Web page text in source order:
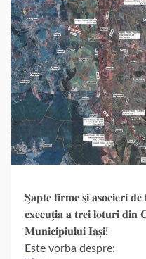
𝐒̗𝐚𝐩𝐭𝐞 𝐟𝐢𝐫𝐦𝐞 𝐬̗𝐢 𝐚𝐬𝐨𝐜𝐢𝐞𝐫𝐢
𝐞𝐱𝐞𝐜𝐮𝐭̗𝐢𝐚 𝐚 𝐭𝐫𝐞𝐢 𝐥𝐨𝐭𝐮𝐫𝐢
𝐌𝐮𝐧𝐢𝐜𝐢𝐩𝐢𝐮𝐥𝐮𝐢 𝐈𝐚𝐬̦𝐢!
Este vorba despre: